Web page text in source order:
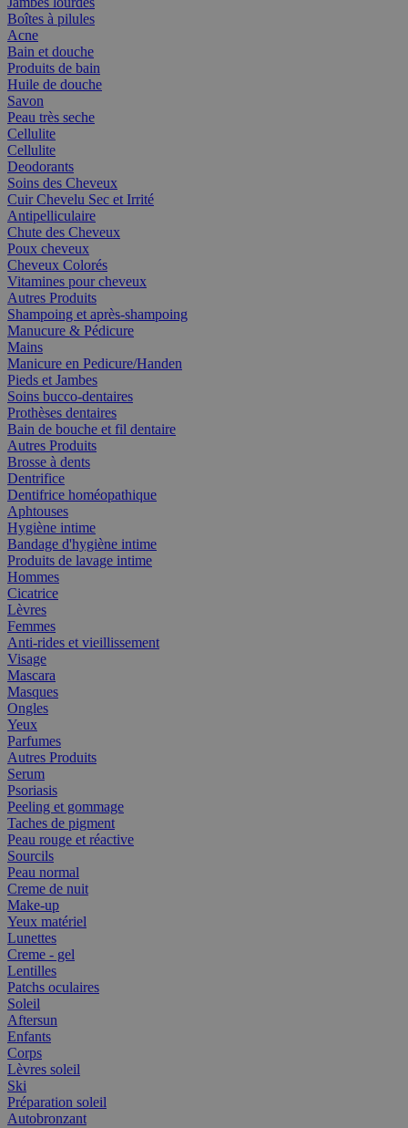
Boîtes à pilules
Acne
Bain et douche
Produits de bain
Huile de douche
Savon
Peau très seche
Cellulite
Cellulite
Deodorants
Soins des Cheveux
Cuir Chevelu Sec et Irrité
Antipelliculaire
Chute des Cheveux
Poux cheveux
Cheveux Colorés
Vitamines pour cheveux
Autres Produits
Shampoing et après-shampoing
Manucure & Pédicure
Mains
Manicure en Pedicure/Handen
Pieds et Jambes
Soins bucco-dentaires
Prothèses dentaires
Bain de bouche et fil dentaire
Autres Produits
Brosse à dents
Dentrifice
Dentifrice homéopathique
Aphtouses
Hygiène intime
Bandage d'hygiène intime
Produits de lavage intime
Hommes
Cicatrice
Lèvres
Femmes
Anti-rides et vieillissement
Visage
Mascara
Masques
Ongles
Yeux
Parfumes
Autres Produits
Serum
Psoriasis
Peeling et gommage
Taches de pigment
Peau rouge et réactive
Sourcils
Peau normal
Creme de nuit
Make-up
Yeux matériel
Lunettes
Creme - gel
Lentilles
Patchs oculaires
Soleil
Aftersun
Enfants
Corps
Lèvres soleil
Ski
Préparation soleil
Autobronzant